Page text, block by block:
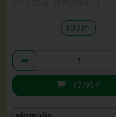
100 ml
Anzahl
17,99€